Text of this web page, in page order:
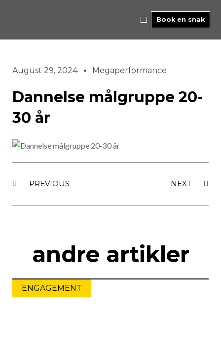
Book en snak
August 29, 2024 Megaperformance
Dannelse målgruppe 20-
30 år
PREVIOUS NEXT
andre artikler
ENGAGEMENT